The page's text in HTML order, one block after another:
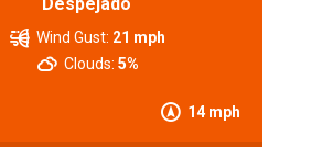
14 mph
Wind Gust: 21 mph
Clouds: 5%